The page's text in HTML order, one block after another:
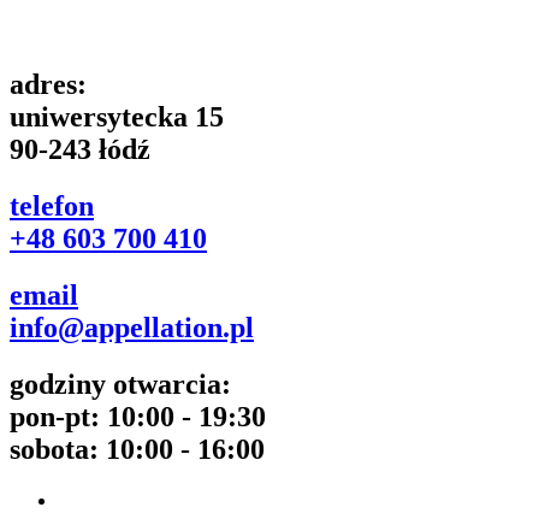
adres:
uniwersytecka 15
90-243 łódź
telefon
+48 603 700 410
email
info@appellation.pl
godziny otwarcia:
pon-pt: 10:00 - 19:30
sobota: 10:00 - 16:00